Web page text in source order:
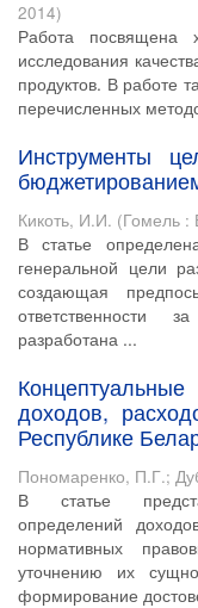
2014)
Работа посвящена
исследования
продуктов. В работе
перечисленных
Инструменты
Кикоть, И.И. (Гомель :
В статье
генеральной цели
создающая
ответственности
разработана ...
Концептуальные
доходов,
Республике
Пономаренко, П.Г.;
В статье
определений
нормативных
уточнению их
формирование